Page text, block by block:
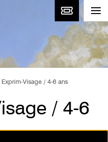
Exprim-Visage / 4-6 ans
/ 4-6